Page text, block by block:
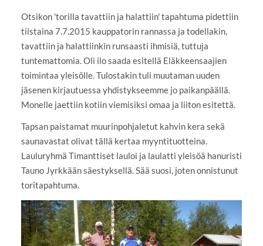
Otsikon 'torilla tavattiin ja halattiin' tapahtuma pidettiin
tiistaina 7.7.2015 kauppatorin rannassa ja todellakin,
tavattiin ja halattiinkin runsaasti ihmisiä, tuttuja
tuntemattomia. Oli ilo saada esitellä Eläkkeensaajien
toimintaa yleisölle. Tulostakin tuli muutaman uuden
jäsenen kirjautuessa yhdistykseemme jo paikanpäällä.
Monelle jaettiin kotiin viemisiksi omaa ja liiton esitettä.
Tapsan paistamat muurinpohjaletut kahvin kera sekä
saunavastat olivat tällä kertaa myyntituotteina.
Lauluryhmä Timanttiset lauloi ja laulatti yleisöä hanuristi
Tauno Jyrkkään säestyksellä. Sää suosi, joten onnistunut
toritapahtuma.